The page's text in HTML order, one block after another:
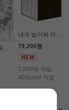
싸구려 입맛(19세 이상) - 금단
내게 빌어봐 리미티드 에디션 박스 세트 (전4권세트) - 리베냐
79,200원
3,960원 적립
400point 적립